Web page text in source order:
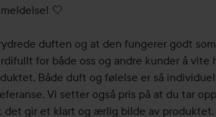
🤍
duften og at den fungerer godt som
for både oss og andre kunder å vite
Både duft og følelse er så
Vi setter også pris på at du tar
det gir et klart og ærlig bilde av produktet.